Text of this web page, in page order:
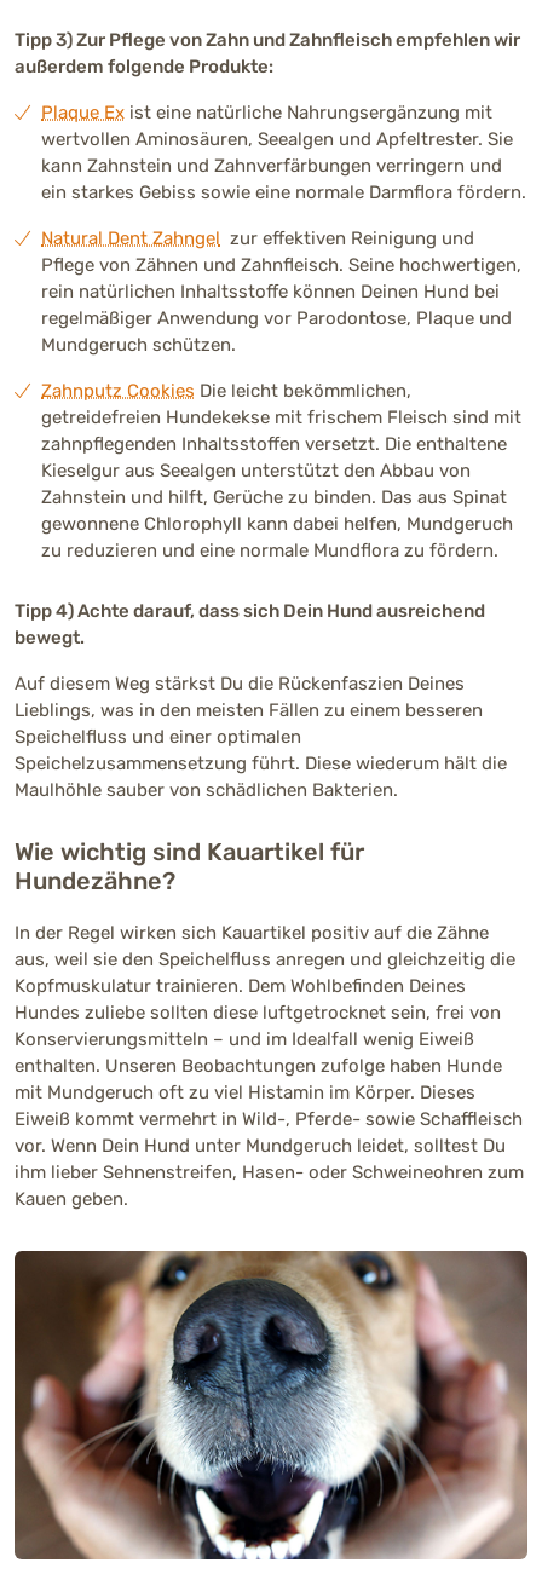
Tipp 3) Zur Pflege von Zahn und Zahnfleisch empfehlen wir
außerdem folgende Produkte:
Plaque Ex ist eine natürliche Nahrungsergänzung mit
wertvollen Aminosäuren, Seealgen und Apfeltrester. Sie
kann Zahnstein und Zahnverfärbungen verringern und
ein starkes Gebiss sowie eine normale Darmflora fördern.
Natural Dent Zahngel zur effektiven Reinigung und
Pflege von Zähnen und Zahnfleisch. Seine hochwertigen,
rein natürlichen Inhaltsstoffe können Deinen Hund bei
regelmäßiger Anwendung vor Parodontose, Plaque und
Mundgeruch schützen.
Zahnputz Cookies Die leicht bekömmlichen,
getreidefreien Hundekekse mit frischem Fleisch sind mit
zahnpflegenden Inhaltsstoffen versetzt. Die enthaltene
Kieselgur aus Seealgen unterstützt den Abbau von
Zahnstein und hilft, Gerüche zu binden. Das aus Spinat
gewonnene Chlorophyll kann dabei helfen, Mundgeruch
zu reduzieren und eine normale Mundflora zu fördern.
Tipp 4) Achte darauf, dass sich Dein Hund ausreichend
bewegt.
Auf diesem Weg stärkst Du die Rückenfaszien Deines
Lieblings, was in den meisten Fällen zu einem besseren
Speichelfluss und einer optimalen
Speichelzusammensetzung führt. Diese wiederum hält die
Maulhöhle sauber von schädlichen Bakterien.
Wie wichtig sind Kauartikel für
Hundezähne?
In der Regel wirken sich Kauartikel positiv auf die Zähne
aus, weil sie den Speichelfluss anregen und gleichzeitig die
Kopfmuskulatur trainieren. Dem Wohlbefinden Deines
Hundes zuliebe sollten diese luftgetrocknet sein, frei von
Konservierungsmitteln – und im Idealfall wenig Eiweiß
enthalten. Unseren Beobachtungen zufolge haben Hunde
mit Mundgeruch oft zu viel Histamin im Körper. Dieses
Eiweiß kommt vermehrt in Wild-, Pferde- sowie Schaffleisch
vor. Wenn Dein Hund unter Mundgeruch leidet, solltest Du
ihm lieber Sehnenstreifen, Hasen- oder Schweineohren zum
Kauen geben.